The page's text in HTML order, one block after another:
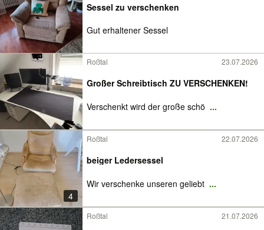
Sessel zu verschenken
Gut erhaltener Sessel
Roßtal 23.07.2026
Großer Schreibtisch ZU VERSCHENKEN!
Verschenkt wird der große schö ...
4
Roßtal 22.07.2026
beiger Ledersessel
Wir verschenke unseren geliebt ...
Roßtal 21.07.2026